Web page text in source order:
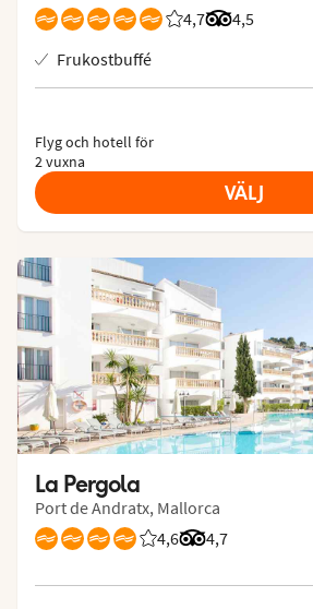
4,7
Betyg från Vings
4,5
Betyg från
Frukostbuffé
Flyg och hotell för
2 vuxna
VÄLJ
La Pergola
Port de Andratx, Mallorca
4,6
Betyg från Vings
4,7
Betyg från